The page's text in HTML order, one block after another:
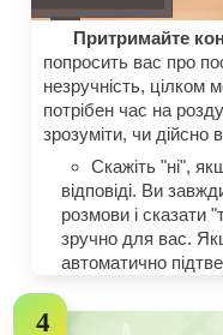
Притримайте
попросить вас про
незручність, цілком
потрібен час на
зрозуміти, чи дійсно
Скажіть "ні",
відповіді. Ви
розмови і сказати
зручно для вас.
автоматично